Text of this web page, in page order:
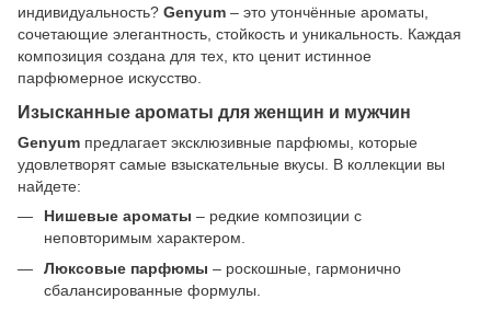
индивидуальность? Genyum – это утончённые ароматы,
сочетающие элегантность, стойкость и уникальность. Каждая
композиция создана для тех, кто ценит истинное
парфюмерное искусство.
Изысканные ароматы для женщин и мужчин
Genyum предлагает эксклюзивные парфюмы, которые
удовлетворят самые взыскательные вкусы. В коллекции вы
найдете:
Нишевые ароматы – редкие композиции с
неповторимым характером.
Люксовые парфюмы – роскошные, гармонично
сбалансированные формулы.